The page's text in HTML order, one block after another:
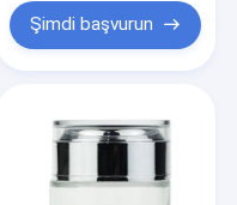
Şimdi başvurun